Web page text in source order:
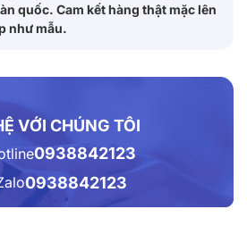
quốc. Cam kết hàng thật mặc lên
như mẫu.
VỚI CHÚNG TÔI
0938842123
0938842123